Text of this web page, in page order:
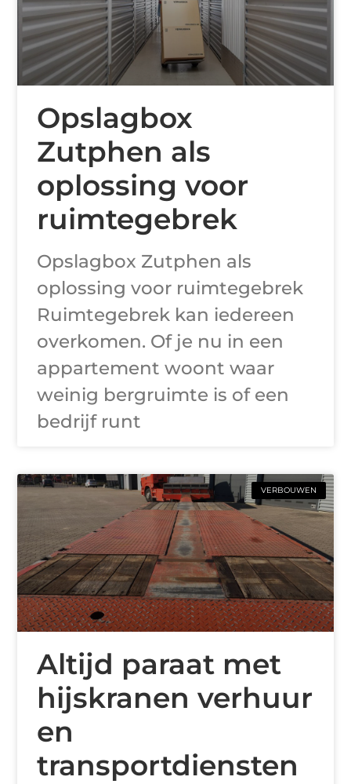
Opslagbox
Zutphen als
oplossing voor
ruimtegebrek
Opslagbox Zutphen als
oplossing voor ruimtegebrek
Ruimtegebrek kan iedereen
overkomen. Of je nu in een
appartement woont waar
weinig bergruimte is of een
bedrijf runt
VERBOUWEN
Altijd paraat met
hijskranen verhuur
en
transportdiensten